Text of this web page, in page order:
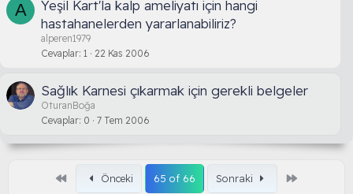
A
Yeşil Kart'la kalp ameliyatı için hangi
hastahanelerden yararlanabiliriz?
alperen1979
Cevaplar 1 22 Kas 2006
Sağlık Karnesi çıkarmak için gerekli belgeler
OturanBoğa
Cevaplar 0 7 Tem 2006
Birinci Önceki 65 of 66 Sonraki